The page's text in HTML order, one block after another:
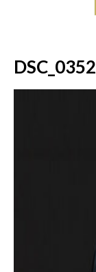
DSC_0352